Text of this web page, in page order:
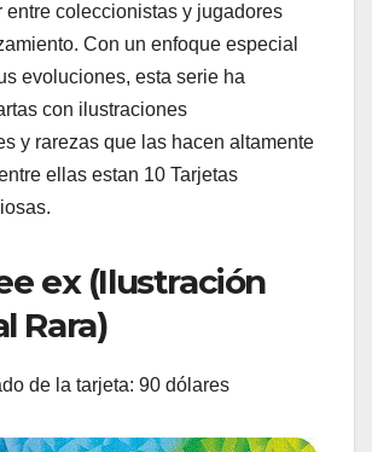
entre coleccionistas y jugadores
Con un enfoque especial
evoluciones, esta serie ha
con ilustraciones
y rarezas que las hacen altamente
ellas estan 10 Tarjetas
ex (Ilustración
Rara)
de la tarjeta: 90 dólares